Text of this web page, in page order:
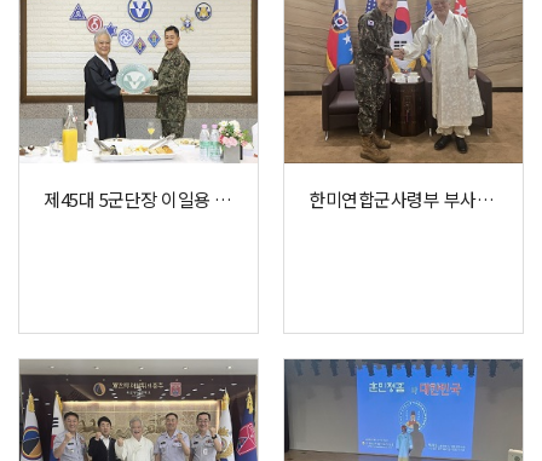
제45대 5군단장 이일용 중장 취임식 참석 한미연합군사령부 부사령관 초청 방문